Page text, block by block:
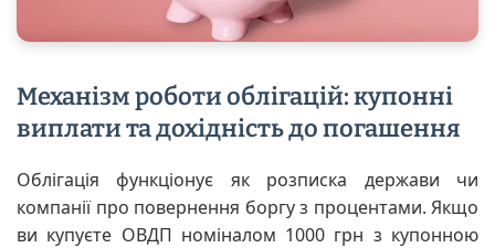
Механізм роботи облігацій: купонні
виплати та дохідність до погашення
Облігація функціонує як розписка держави чи
компанії про повернення боргу з процентами. Якщо
ви купуєте ОВДП номіналом 1000 грн з купонною